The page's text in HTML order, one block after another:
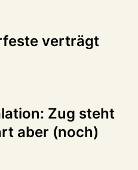
verträgt
Zug steht
aber (noch)